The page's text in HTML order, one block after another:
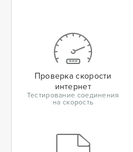
Проверка скорости
интернет
Тестирование соединения
на скорость